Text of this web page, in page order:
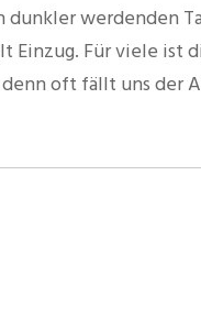
dunkler werdenden
Einzug. Für viele ist
oft fällt uns der